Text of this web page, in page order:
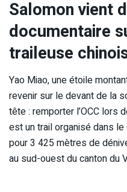
Salomon vient
documentaire
traileuse
Yao Miao, une étoile
revenir sur le devant de la
tête : remporter l’OCC lors
est un trail organisé dans
pour 3 425 mètres de
au sud-ouest du canton du